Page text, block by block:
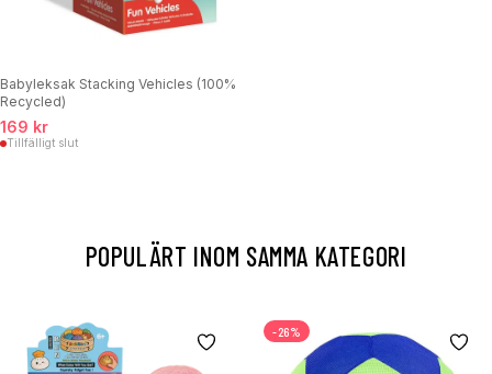
Babyleksak Stacking Vehicles (100%
Recycled)
169 kr
Tillfälligt slut
POPULÄRT INOM SAMMA KATEGORI
-26%